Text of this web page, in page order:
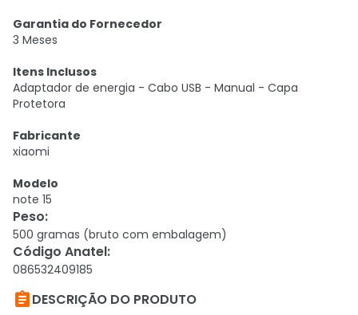
Garantia do Fornecedor
3 Meses
Itens Inclusos
Adaptador de energia - Cabo USB - Manual - Capa
Protetora
Fabricante
xiaomi
Modelo
note 15
Peso:
500 gramas (bruto com embalagem)
Código Anatel:
086532409185
DESCRIÇÃO DO PRODUTO